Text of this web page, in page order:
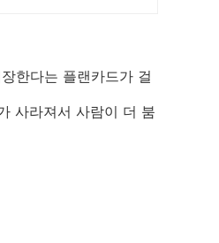
한다는 플랜카드가 걸
사라져서 사람이 더 붐